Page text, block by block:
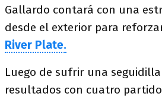
Gallardo contará con una
desde el exterior para
River Plate.
Luego de sufrir una
resultados con cuatro